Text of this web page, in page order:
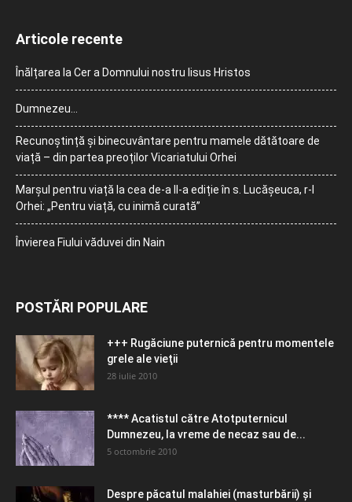
Articole recente
Înălțarea la Cer a Domnului nostru Iisus Hristos
Dumnezeu…
Recunoștință și binecuvântare pentru mamele dătătoare de
viață – din partea preoților Vicariatului Orhei
Marșul pentru viață la cea de-a II-a ediție în s. Lucășeuca, r-l
Orhei: „Pentru viață, cu inimă curată”
Învierea Fiului văduvei din Nain
POSTĂRI POPULARE
+++ Rugăciune puternică pentru momentele
grele ale vieţii
28 iulie 2010
**** Acatistul către Atotputernicul
Dumnezeu, la vreme de necaz sau de...
5 octombrie 2010
Despre păcatul malahiei (masturbării) şi